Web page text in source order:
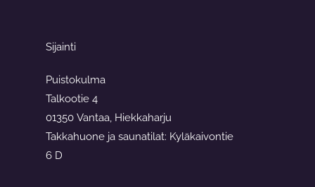
Sijainti
Puistokulma
Talkootie 4
01350 Vantaa, Hiekkaharju
Takkahuone ja saunatilat: Kyläkaivontie
6 D